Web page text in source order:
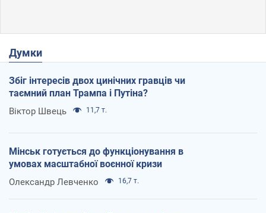
Думки
Збіг інтересів двох цинічних гравців чи
таємний план Трампа і Путіна?
Віктор Швець 11,7 т.
Мінськ готується до функціонування в
умовах масштабної воєнної кризи
Олександр Левченко 16,7 т.